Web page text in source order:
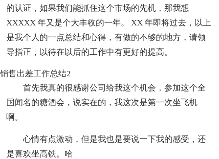
的认证，如果我们能抓住这个市场的先机，那我想
XXXXX 年又是个大丰收的一年。 XX 年即将过去，以上
是我个人的一点总结和心得，有做的不够的地方，请领
导指正，以待在以后的工作中有更好的提高。
销售出差工作总结2
首先我真的很感谢公司给我这个机会，参加这个全
国闻名的糖酒会，说实在的，我这次是第一次坐飞机
啊。
心情有点激动，但是我也是要说一下我的感受，还
是喜欢坐高铁。哈